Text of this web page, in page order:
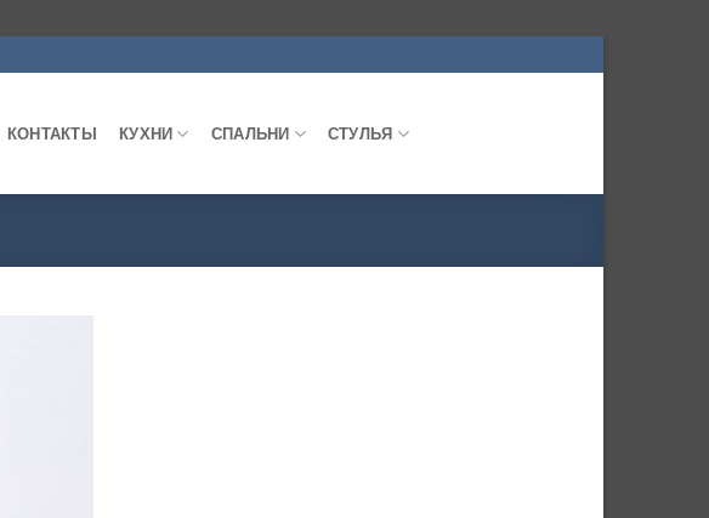
КОНТАКТЫ КУХНИ СПАЛЬНИ СТУЛЬЯ